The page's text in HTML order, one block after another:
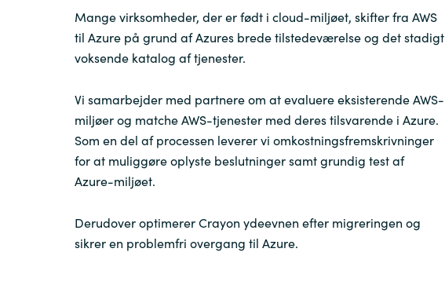
Mange virksomheder, der er født i cloud-miljøet, skifter fra AWS
til Azure på grund af Azures brede tilstedeværelse og det stadigt
voksende katalog af tjenester.
Vi samarbejder med partnere om at evaluere eksisterende AWS-
miljøer og matche AWS-tjenester med deres tilsvarende i Azure.
Som en del af processen leverer vi omkostningsfremskrivninger
for at muliggøre oplyste beslutninger samt grundig test af
Azure-miljøet.
Derudover optimerer Crayon ydeevnen efter migreringen og
sikrer en problemfri overgang til Azure.